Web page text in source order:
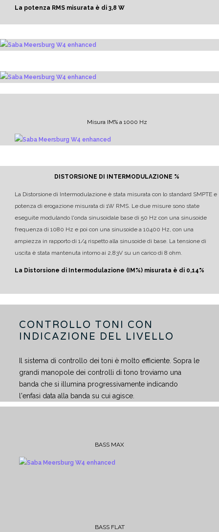
La potenza RMS misurata è di 3,8 W
Misura IM% a 1000 Hz
DISTORSIONE DI INTERMODULAZIONE %
La Distorsione di Intermodulazione è stata misurata con lo standard SMPTE e
potenza di erogazione misurata di 1W RMS. Le due misure sono state
eseguite modulando l'onda sinusoidale base di 50 Hz con una sinusoide
frequenza di 1080 Hz e poi con una sinusoide a 10400 Hz, con una
ampiezza in rapporto di 1/4 rispetto alla sinusoide di base. La tensione di
uscita è stata mantenuta intorno ai 2,83V su un carico di 8 ohm.
La Distorsione di Intermodulazione (IM%) misurata è di 0,14%
CONTROLLO TONI CON
INDICAZIONE DEL LIVELLO
Il sistema di controllo dei toni è molto efficiente. Sopra le
grandi manopole dei controlli di tono troviamo una
banda che si illumina progressivamente indicando
l'enfasi data alla banda su cui agisce.
BASS MAX
BASS FLAT